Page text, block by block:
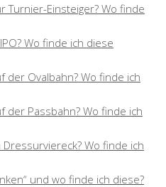
Turnier-Einsteiger? Wo finde
Wo finde ich diese
der Ovalbahn? Wo finde ich
der Passbahn? Wo finde ich
Wo finde ich
und wo finde ich diese?